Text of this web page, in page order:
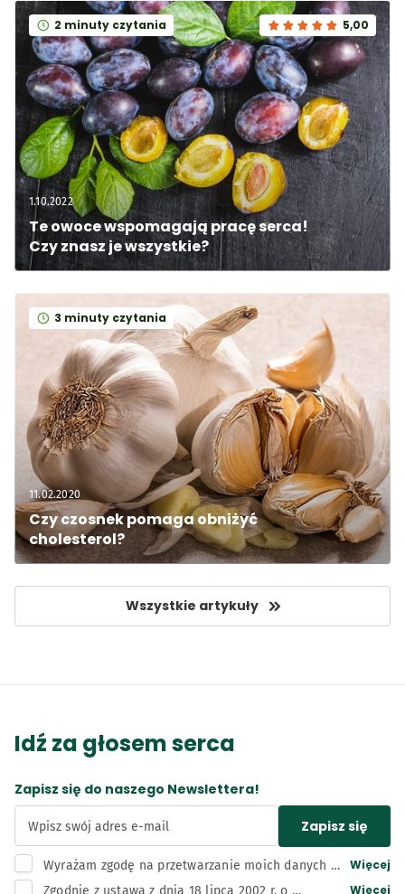
1.10.2022
Te owoce wspomagają pracę serca!
Czy znasz je wszystkie?
2 minuty czytania 5,00
11.02.2020
Czy czosnek pomaga obniżyć
cholesterol?
3 minuty czytania
Wszystkie artykuły
Idź za głosem serca
Zapisz się do naszego Newslettera!
Wpisz swój adres e-mail Zapisz się
Wyrażam zgodę na przetwarzanie moich danych
osobowych, tj. adresu e-mail, przez administratora
Więcej
Zgodnie z ustawą z dnia 18 lipca 2002 r. o
Więcej